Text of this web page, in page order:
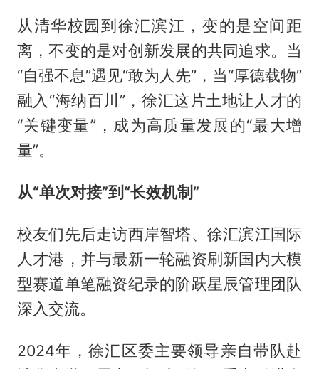
从清华校园到徐汇滨江，变的是空间距
离，不变的是对创新发展的共同追求。当
“自强不息”遇见“敢为人先”，当“厚德载物”
融入“海纳百川”，徐汇这片土地让人才的
“关键变量”，成为高质量发展的“最大增
量”。
从“单次对接”到“长效机制”
校友们先后走访西岸智塔、徐汇滨江国际
人才港，并与最新一轮融资刷新国内大模
型赛道单笔融资纪录的阶跃星辰管理团队
深入交流。
2024年，徐汇区委主要领导亲自带队赴